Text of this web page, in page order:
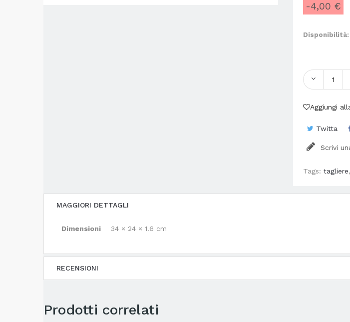
-4,00 €
Disponibilità:
Aggiungi
Twitta
Scrivi
Tags: tagliere,
MAGGIORI DETTAGLI
Dimensioni 34 × 24 × 1.6 cm
RECENSIONI
Prodotti correlati